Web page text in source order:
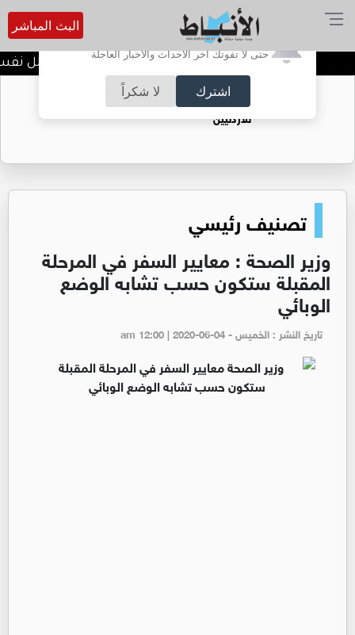
أترغب في تفعيل الإشعارات؟
حتى لا تفوتك آخر الأحداث والأخبار العاجلة
اشترك لا شكراً
البث المباشر
الضحك وقت الأزمات.. خلل نفسي
حقل الريشة حين يتحول الغاز إلى فرص عمل
للأردنيين
تصنيف رئيسي
وزير الصحة : معايير السفر في المرحلة
المقبلة ستكون حسب تشابه الوضع
الوبائي
تاريخ النشر : الخميس - am 12:00 | 2020-06-04